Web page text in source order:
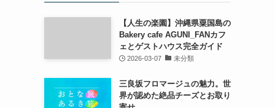
【人生の楽園】沖縄県粟国島の
Bakery cafe AGUNI_FANカフ
ェとゲストハウス完全ガイド
2026-03-07 未分類
三良坂フロマージュの魅力。世
界が認めた絶品チーズとお取り